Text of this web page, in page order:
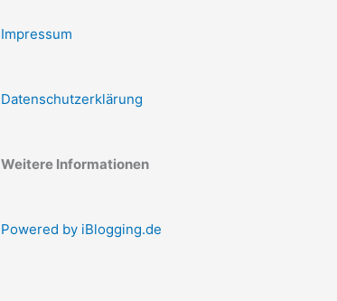
Impressum
Datenschutzerklärung
Weitere Informationen
Powered by iBlogging.de